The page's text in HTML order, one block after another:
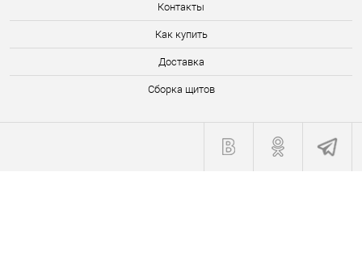
Контакты
Как купить
Доставка
Сборка щитов